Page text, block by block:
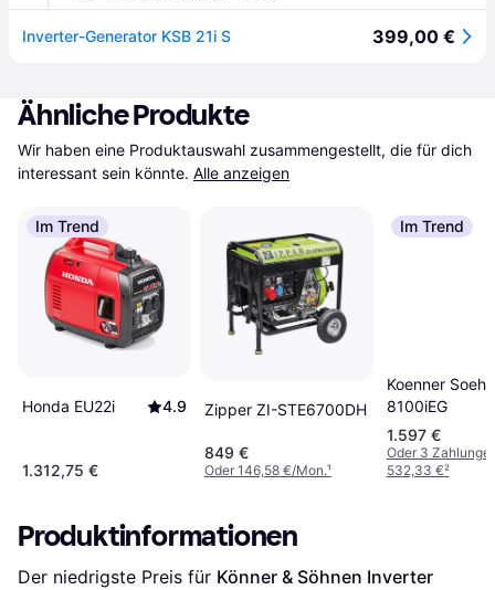
Inverter-Generator KSB 21i S 399,00 €
Ähnliche Produkte
Wir haben eine Produktauswahl zusammengestellt, die für dich
interessant sein könnte. Alle anzeigen
Im Trend
Honda EU22i 4.9
1.312,75 €
Zipper ZI-STE6700DH
849 €
Oder 146,58 €/Mon.¹
Im Trend
Koenner
8100iEG
1.597 €
Oder 3
532,33 €²
Produktinformationen
Der niedrigste Preis für Könner & Söhnen Inverter